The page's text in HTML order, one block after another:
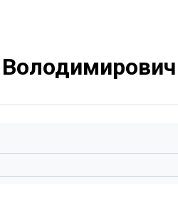
Володимирович